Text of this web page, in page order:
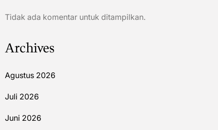
Tidak ada komentar untuk ditampilkan.
Archives
Agustus 2026
Juli 2026
Juni 2026